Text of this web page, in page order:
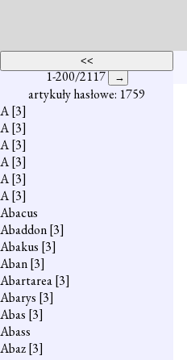
1-200/2117
artykuły hasłowe: 1759
A[3]
A[3]
A[3]
A[3]
A[3]
A[3]
Abacus
Abaddon[3]
Abakus [3]
Aban[3]
Abartarea[3]
Abarys [3]
Abas [3]
Abass
Abaz[3]